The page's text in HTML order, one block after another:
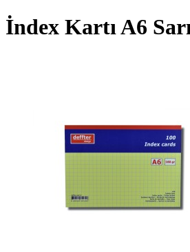
İndex Kartı A6